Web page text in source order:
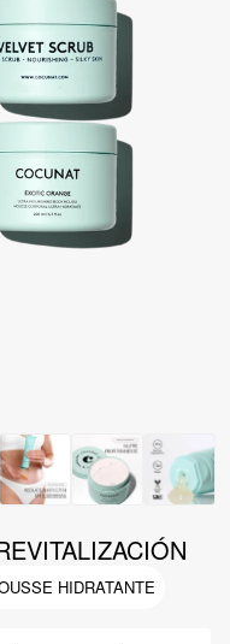
HIDRATANTE